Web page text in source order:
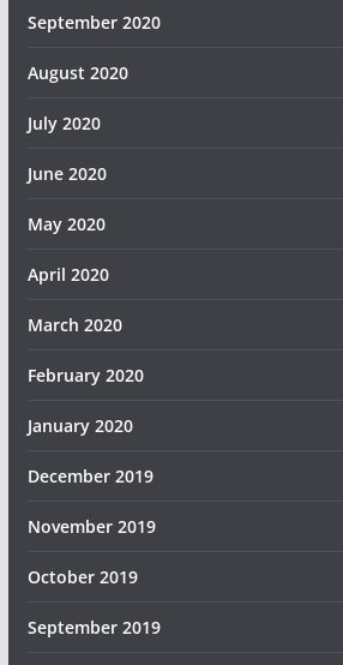
September 2020
August 2020
July 2020
June 2020
May 2020
April 2020
March 2020
February 2020
January 2020
December 2019
November 2019
October 2019
September 2019